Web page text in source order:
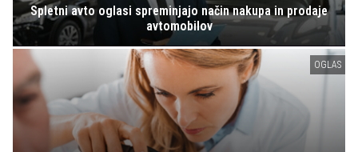
Spletni avto oglasi spreminjajo način nakupa in prodaje
avtomobilov
OGLAS